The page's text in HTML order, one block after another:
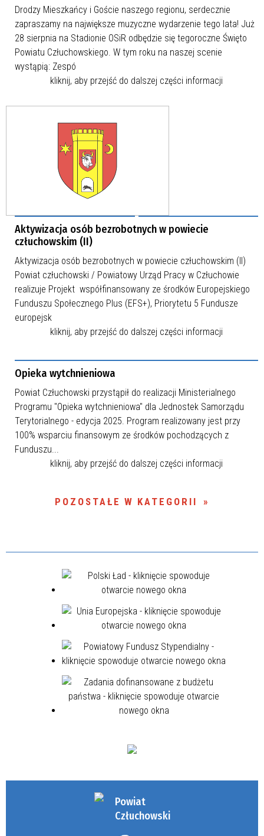
Drodzy Mieszkańcy i Goście naszego regionu, serdecznie
zapraszamy na największe muzyczne wydarzenie tego lata! Już
28 sierpnia na Stadionie OSiR odbędzie się tegoroczne Święto
Powiatu Człuchowskiego. W tym roku na naszej scenie
wystąpią: Zespó
kliknij, aby przejść do dalszej części informacji
Aktywizacja osób bezrobotnych w powiecie
człuchowskim (II)
Aktywizacja osób bezrobotnych w powiecie człuchowskim (II)
Powiat człuchowski / Powiatowy Urząd Pracy w Człuchowie
realizuje Projekt współfinansowany ze środków Europejskiego
Funduszu Społecznego Plus (EFS+), Priorytetu 5 Fundusze
europejsk
kliknij, aby przejść do dalszej części informacji
Opieka wytchnieniowa
Powiat Człuchowski przystąpił do realizacji Ministerialnego
Programu "Opieka wytchnieniowa" dla Jednostek Samorządu
Terytorialnego - edycja 2025. Program realizowany jest przy
100% wsparciu finansowym ze środków pochodzących z
Funduszu...
kliknij, aby przejść do dalszej części informacji
POZOSTAŁE W KATEGORII
Powiat
Człuchowski